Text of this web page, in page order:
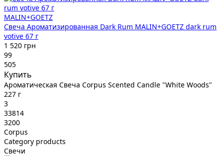
MALIN+GOETZ
Свеча Ароматизированная Dark Rum MALIN+GOETZ dark rum
votive 67 г
1 520 грн
99
505
Купить
Ароматическая Свеча Corpus Scented Candle "White Woods"
227 г
3
33814
3200
Corpus
Category products
Свечи